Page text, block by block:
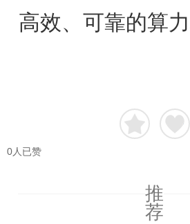
高效、可靠的算力
0人已赞
推
荐